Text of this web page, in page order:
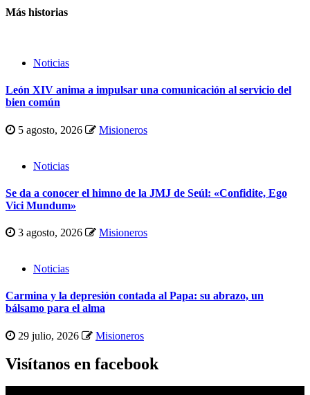
Más historias
Noticias
León XIV anima a impulsar una comunicación al servicio del
bien común
5 agosto, 2026 Misioneros
Noticias
Se da a conocer el himno de la JMJ de Seúl: «Confidite, Ego
Vici Mundum»
3 agosto, 2026 Misioneros
Noticias
Carmina y la depresión contada al Papa: su abrazo, un
bálsamo para el alma
29 julio, 2026 Misioneros
Visítanos en facebook